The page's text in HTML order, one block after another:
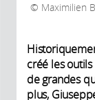
Maximilien
créé les
de grandes
plus,